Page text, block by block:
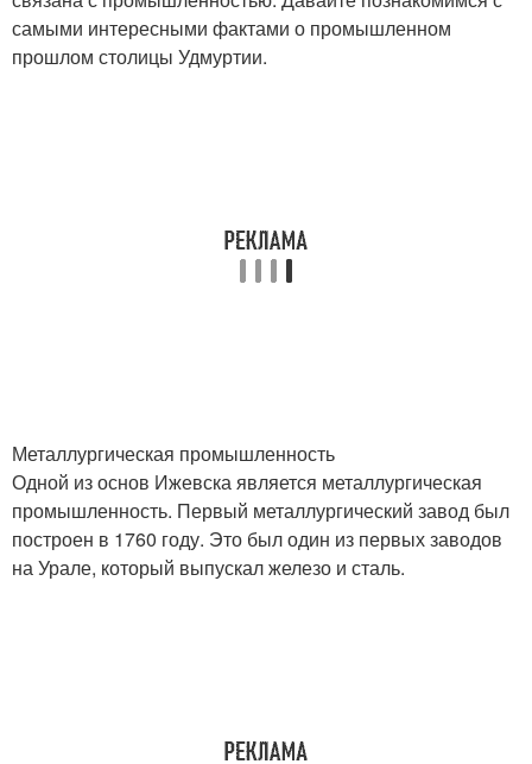
самыми интересными фактами о промышленном
прошлом столицы Удмуртии.
Металлургическая промышленность
Одной из основ Ижевска является металлургическая
промышленность. Первый металлургический завод был
построен в 1760 году. Это был один из первых заводов
на Урале, который выпускал железо и сталь.